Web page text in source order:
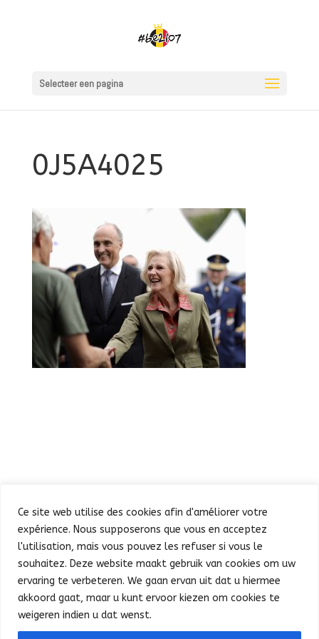
Ce site web utilise des cookies afin d'améliorer votre
expérience. Nous supposerons que vous en acceptez
l'utilisation, mais vous pouvez les refuser si vous le
souhaitez. Deze website maakt gebruik van cookies om uw
ervaring te verbeteren. We gaan ervan uit dat u hiermee
akkoord gaat, maar u kunt ervoor kiezen om cookies te
weigeren indien u dat wenst.
Selecteer een pagina
0J5A4025
Defilé
Feest in de Warande
Concert en vuurwerk
Français